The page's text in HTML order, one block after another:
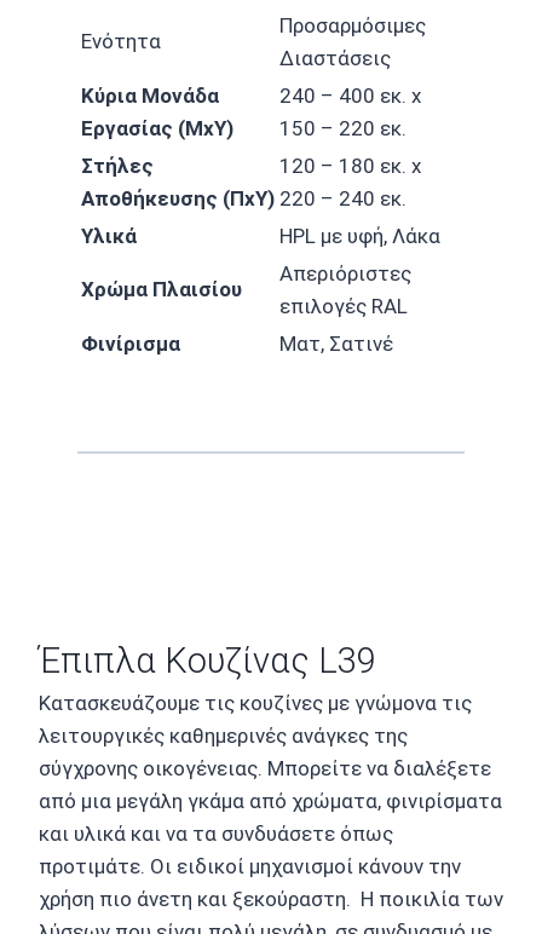
Ενότητα
Προσαρμόσιμες
Διαστάσεις
Κύρια Μονάδα
Εργασίας (ΜxΥ)
240 – 400 εκ. x
150 – 220 εκ.
Στήλες
Αποθήκευσης (ΠxΥ)
120 – 180 εκ. x
220 – 240 εκ.
Υλικά
HPL με υφή, Λάκα
Χρώμα Πλαισίου
Απεριόριστες
επιλογές RAL
Φινίρισμα
Ματ, Σατινέ
Έπιπλα Κουζίνας L39
Κατασκευάζουμε τις κουζίνες με γνώμονα τις
λειτουργικές καθημερινές ανάγκες της
σύγχρονης οικογένειας. Μπορείτε να διαλέξετε
από μια μεγάλη γκάμα από χρώματα, φινιρίσματα
και υλικά και να τα συνδυάσετε όπως
προτιμάτε. Οι ειδικοί μηχανισμοί κάνουν την
χρήση πιο άνετη και ξεκούραστη. Η ποικιλία των